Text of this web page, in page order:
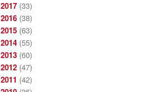
2017 (33)
2016 (38)
2015 (63)
2014 (55)
2013 (60)
2012 (47)
2011 (42)